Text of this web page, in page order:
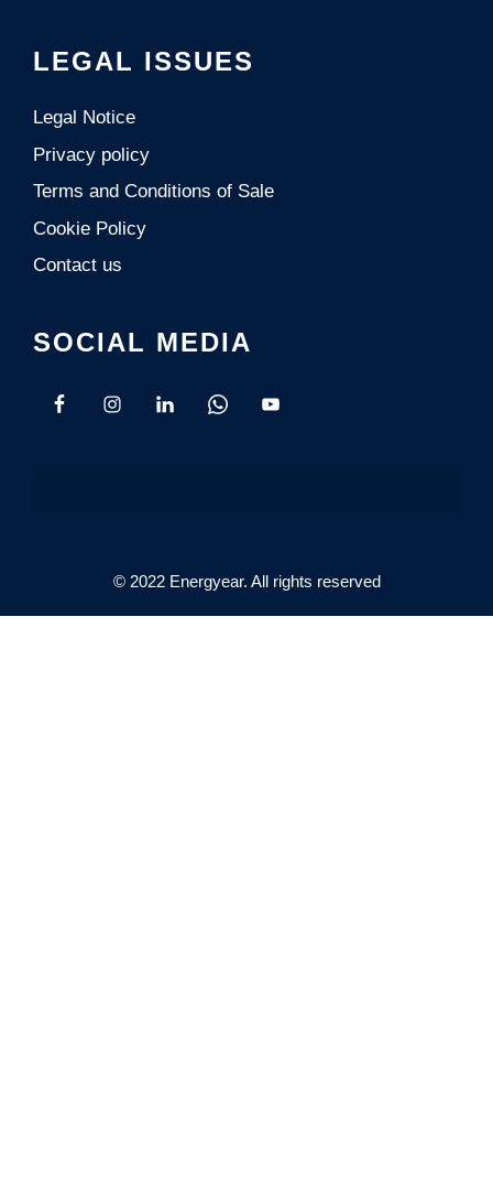
LEGAL ISSUES
Legal Notice
Privacy policy
Terms and Conditions of Sale
Cookie Policy
Contact us
SOCIAL MEDIA
© 2022 Energyear. All rights reserved